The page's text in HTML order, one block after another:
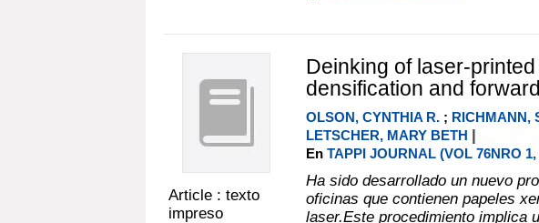
Article : texto
impreso
Deinking of laser-
densification and
OLSON, CYNTHIA R.; RICHMANN,
LETSCHER, MARY BETH
En TAPPI JOURNAL (VOL 76NRO 1,
Ha sido desarrollado un nuevo
oficinas que contienen papeles
laser.Este procedimiento implica